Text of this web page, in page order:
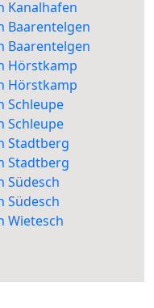
Kanalhafen
Baarentelgen
Baarentelgen
Hörstkamp
Hörstkamp
Schleupe
Schleupe
Stadtberg
Stadtberg
Südesch
Südesch
Wietesch